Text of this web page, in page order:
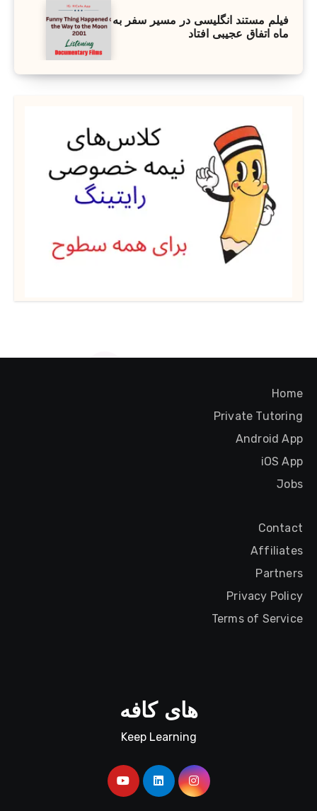
فیلم مستند انگلیسی در مسیر سفر به
ماه اتفاق عجیبی افتاد
Home
Private Tutoring
Android App
iOS App
Jobs
Contact
Affiliates
Partners
Privacy Policy
Terms of Service
های کافه
Keep Learning